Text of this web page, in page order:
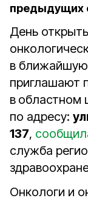
предыдущих
День
в ближайшую
приглашают
в областном
по адресу:
137,
служба
Онкологи и